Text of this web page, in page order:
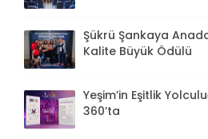
Şükrü Şankaya
Kalite Büyük Ödülü
Yeşim’in Eşitlik
360’ta